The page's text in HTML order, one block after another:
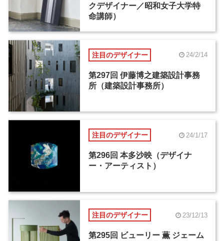
クデザイナー／昭和女子大学特
命講師）
注目のデザイナー 24/2/14
第297回 伊藤博之建築設計事務
所（建築設計事務所）
注目のデザイナー 24/1/17
第296回 本多沙映（デザイナ
ー・アーティスト）
注目のデザイナー 23/12/13
第295回 ビューリー 薫 ジェーム